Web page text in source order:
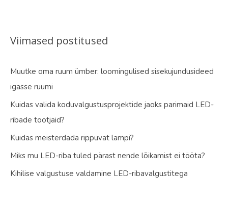
Viimased postitused
Muutke oma ruum ümber: loomingulised sisekujundusideed
igasse ruumi
Kuidas valida koduvalgustusprojektide jaoks parimaid LED-
ribade tootjaid?
Kuidas meisterdada rippuvat lampi?
Miks mu LED-riba tuled pärast nende lõikamist ei tööta?
Kihilise valgustuse valdamine LED-ribavalgustitega